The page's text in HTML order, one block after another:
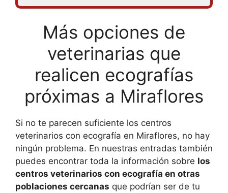
Más opciones de
veterinarias que
realicen ecografías
próximas a Miraflores
Si no te parecen suficiente los centros
veterinarios con ecografía en Miraflores, no hay
ningún problema. En nuestras entradas también
puedes encontrar toda la información sobre los
centros veterinarios con ecografía en otras
poblaciones cercanas que podrían ser de tu